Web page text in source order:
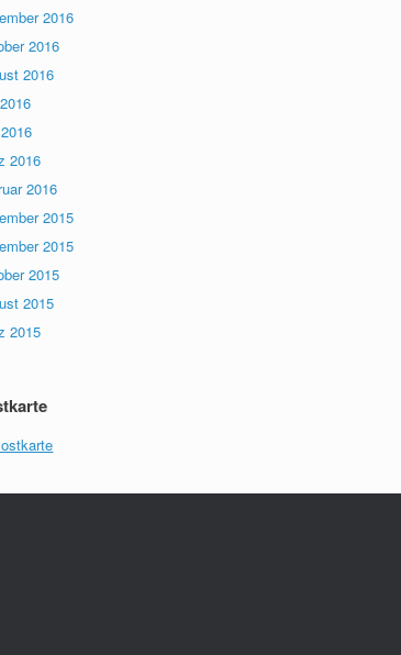
2016
2016
2016
2016
2016
2015
2015
2015
2015
2015